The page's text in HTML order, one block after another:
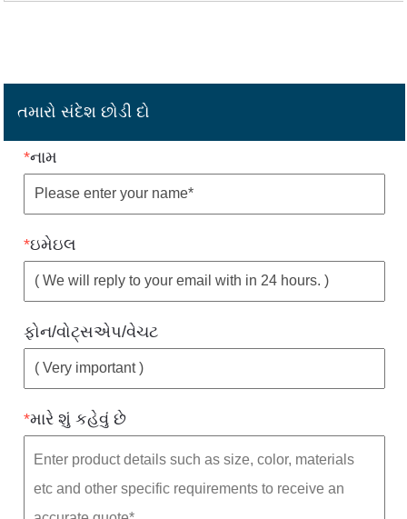
તમારો સંદેશ છોડી દો
*નામ
*ઇમેઇલ
ફોન/વોટ્સએપ/વેચટ
*મારે શું કહેવું છે